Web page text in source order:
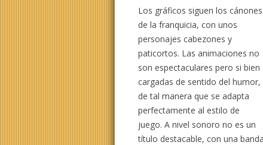
Los gráficos siguen los cánones
de la franquicia, con unos
personajes cabezones y
paticortos. Las animaciones no
son espectaculares pero si bien
cargadas de sentido del humor,
de tal manera que se adapta
perfectamente al estilo de
juego. A nivel sonoro no es un
título destacable, con una banda